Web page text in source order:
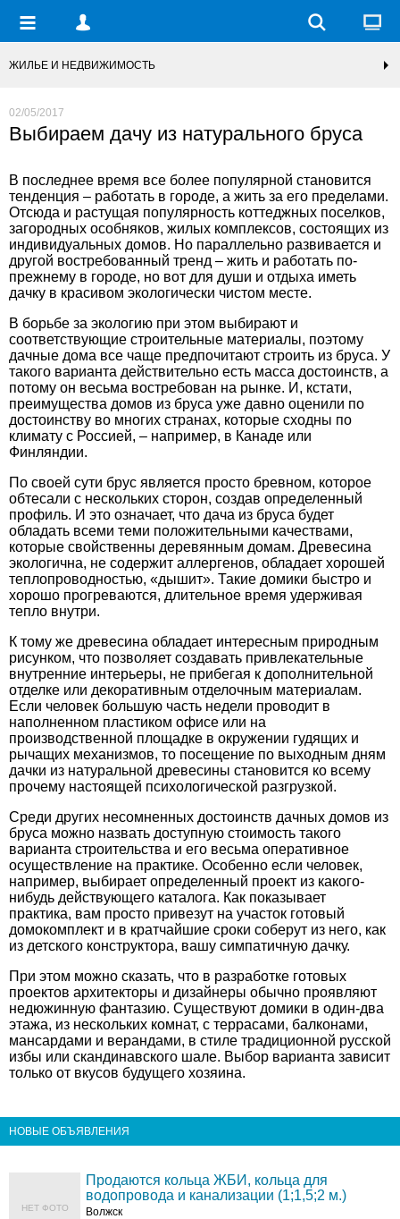
ЖИЛЬЕ И НЕДВИЖИМОСТЬ
02/05/2017
Выбираем дачу из натурального бруса
В последнее время все более популярной становится
тенденция – работать в городе, а жить за его пределами.
Отсюда и растущая популярность коттеджных поселков,
загородных особняков, жилых комплексов, состоящих из
индивидуальных домов. Но параллельно развивается и
другой востребованный тренд – жить и работать по-
прежнему в городе, но вот для души и отдыха иметь
дачку в красивом экологически чистом месте.
В борьбе за экологию при этом выбирают и
соответствующие строительные материалы, поэтому
дачные дома все чаще предпочитают строить из бруса. У
такого варианта действительно есть масса достоинств, а
потому он весьма востребован на рынке. И, кстати,
преимущества домов из бруса уже давно оценили по
достоинству во многих странах, которые сходны по
климату с Россией, – например, в Канаде или
Финляндии.
По своей сути брус является просто бревном, которое
обтесали с нескольких сторон, создав определенный
профиль. И это означает, что дача из бруса будет
обладать всеми теми положительными качествами,
которые свойственны деревянным домам. Древесина
экологична, не содержит аллергенов, обладает хорошей
теплопроводностью, «дышит». Такие домики быстро и
хорошо прогреваются, длительное время удерживая
тепло внутри.
К тому же древесина обладает интересным природным
рисунком, что позволяет создавать привлекательные
внутренние интерьеры, не прибегая к дополнительной
отделке или декоративным отделочным материалам.
Если человек большую часть недели проводит в
наполненном пластиком офисе или на
производственной площадке в окружении гудящих и
рычащих механизмов, то посещение по выходным дням
дачки из натуральной древесины становится ко всему
прочему настоящей психологической разгрузкой.
Среди других несомненных достоинств дачных домов из
бруса можно назвать доступную стоимость такого
варианта строительства и его весьма оперативное
осуществление на практике. Особенно если человек,
например, выбирает определенный проект из какого-
нибудь действующего каталога. Как показывает
практика, вам просто привезут на участок готовый
домокомплект и в кратчайшие сроки соберут из него, как
из детского конструктора, вашу симпатичную дачку.
При этом можно сказать, что в разработке готовых
проектов архитекторы и дизайнеры обычно проявляют
недюжинную фантазию. Существуют домики в один-два
этажа, из нескольких комнат, с террасами, балконами,
мансардами и верандами, в стиле традиционной русской
избы или скандинавского шале. Выбор варианта зависит
только от вкусов будущего хозяина.
НОВЫЕ ОБЪЯВЛЕНИЯ
НЕТ ФОТО
Продаются кольца ЖБИ, кольца для
водопровода и канализации (1;1,5;2 м.)
Волжск